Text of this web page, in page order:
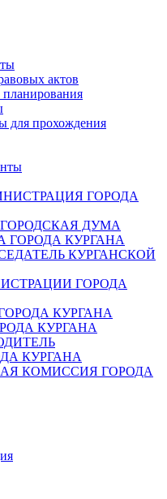
актов
планирования
для прохождения
ГОРОДА
ДУМА
ГОРОДА КУРГАНА
КУРГАНСКОЙ
ГОРОДА
КУРГАНА
КУРГАНА
КУРГАНА
КОМИССИЯ ГОРОДА